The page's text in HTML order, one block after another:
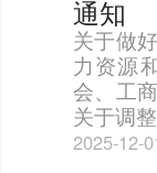
通知
关于做
力资源
会、工
关于调
2025-12-